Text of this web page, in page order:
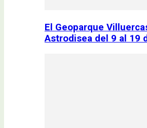
El Geoparque
Astrodisea del 9 al 19